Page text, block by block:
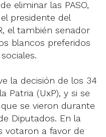
eliminar las PASO,
presidente del
el también senador
blancos preferidos
la decisión de los 34
Patria (UxP), y si se
se vieron durante
Diputados. En la
votaron a favor de